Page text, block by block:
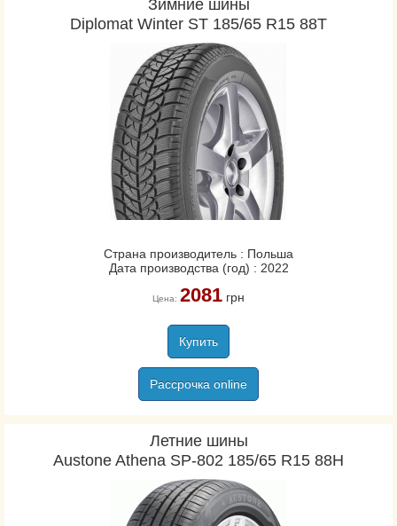
Зимние шины
Diplomat Winter ST 185/65 R15 88T
Страна производитель : Польша
Дата производства (год) : 2022
Цена: 2081грн
Купить
Рассрочка online
Летние шины
Austone Athena SP-802 185/65 R15 88H